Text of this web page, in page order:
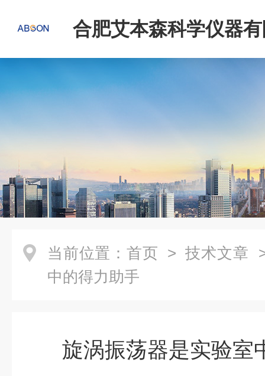
合肥艾本森科学仪器
当前位置： 首页 > 技术文章
中的得力助手
旋涡振荡器是实验室